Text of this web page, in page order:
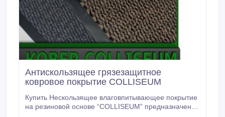
Антискользящее грязезащитное
ковровое покрытие COLLISEUM
Купить Нескользящее влаговпитывающее покрытие
на резиновой основе “COLLISEUM” предназначено